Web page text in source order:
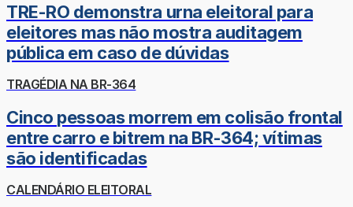
TRE-RO demonstra urna eleitoral para
eleitores mas não mostra auditagem
pública em caso de dúvidas
TRAGÉDIA NA BR-364
Cinco pessoas morrem em colisão frontal
entre carro e bitrem na BR-364; vítimas
são identificadas
CALENDÁRIO ELEITORAL